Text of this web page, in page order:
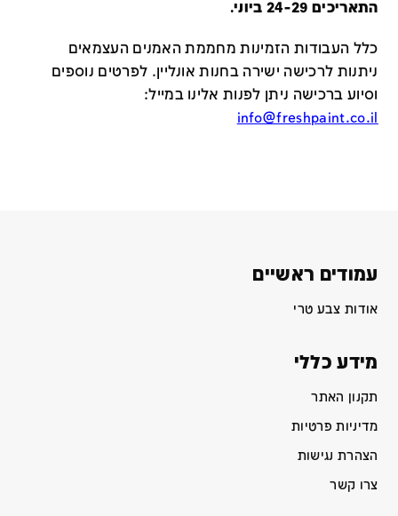
התאריכים 24-29 ביוני.
כלל העבודות הזמינות מחממת האמנים העצמאים
ניתנות לרכישה ישירה בחנות אונליין. לפרטים נוספים
וסיוע ברכישה ניתן לפנות אלינו במייל:
info@freshpaint.co.il
עמודים ראשיים
אודות צבע טרי
מידע כללי
תקנון האתר
מדיניות פרטיות
הצהרת נגישות
צרו קשר